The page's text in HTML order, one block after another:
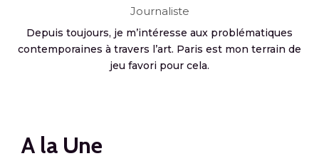
Journaliste
Depuis toujours, je m’intéresse aux problématiques
contemporaines à travers l’art. Paris est mon terrain de
jeu favori pour cela.
A la Une